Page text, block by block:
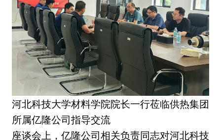
河北科技大学材料学院院长一行莅临供热集团
所属亿隆公司指导交流
座谈会上，亿隆公司相关负责同志对河北科技